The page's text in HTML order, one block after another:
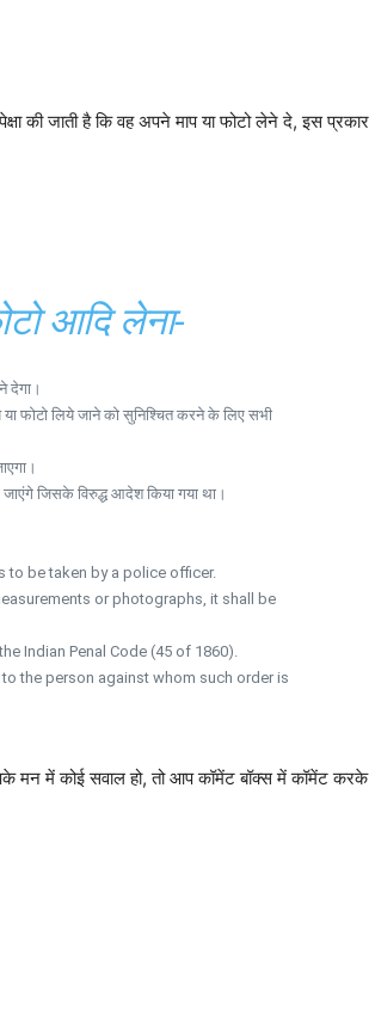
की जाती है कि वह अपने माप या फोटो लेने दे, इस प्रकार
आदि लेना-
देगा।
या फोटो लिये जाने को सुनिश्चित करने के लिए सभी
जिसके विरुद्ध आदेश किया गया था।
to be taken by a police officer.
or photographs, it shall be
Indian Penal Code (45 of 1860).
the person against whom such order is
मन में कोई सवाल हो, तो आप कॉमेंट बॉक्स में कॉमेंट करके